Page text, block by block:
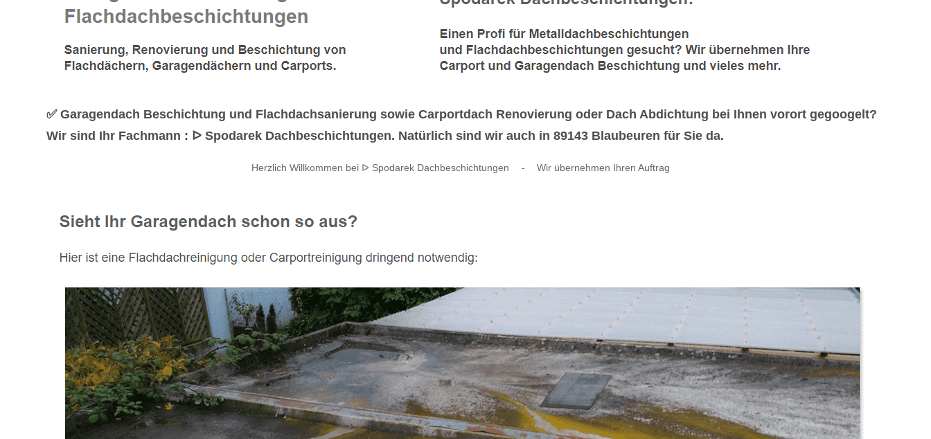
✅ Garagendach Beschichtung und Flachdachsanierung sowie Carportdach Renovierung oder Dach Abdichtung bei Ihnen vorort gegoogelt?
Wir sind Ihr Fachmann : ᐅ Spodarek Dachbeschichtungen. Natürlich sind wir auch in 89143 Blaubeuren für Sie da.
Herzlich Willkommen bei ᐅ Spodarek Dachbeschichtungen - Wir übernehmen Ihren Auftrag